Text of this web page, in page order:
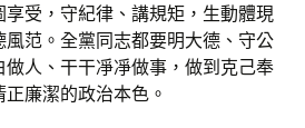
受，守紀律、講規矩，生動體現
范。全黨同志都要明大德、守公
人、干干凈凈做事，做到克己奉
廉潔的政治本色。